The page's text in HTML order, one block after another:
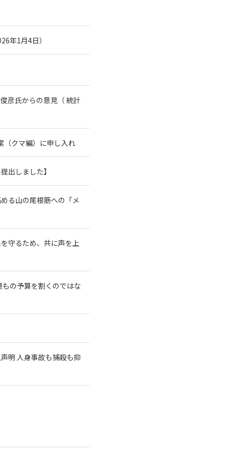
年1月4日）
彦氏からの意見（ 統計
クマ編）に申し入れ
出しました】
る山の尾根筋への「メ
守るため、共に声を上
の予算を割くのではな
明 人身事故も捕殺も抑